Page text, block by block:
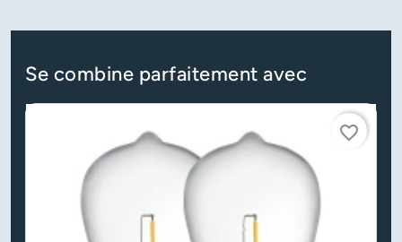
Se combine parfaitement avec
favorite_border